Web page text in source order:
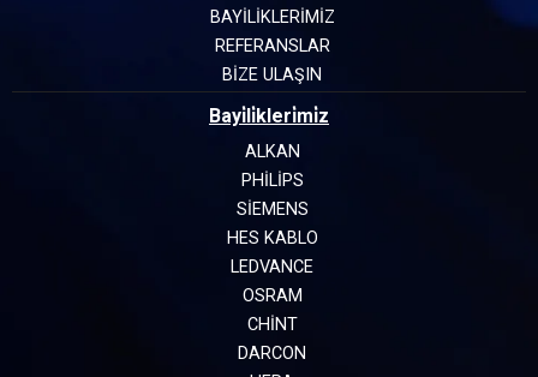
BAYİLİKLERİMİZ
REFERANSLAR
BİZE ULAŞIN
Bayi̇li̇kleri̇mi̇z
ALKAN
PHILIPS
SIEMENS
HES KABLO
LEDVANCE
OSRAM
CHINT
DARCON